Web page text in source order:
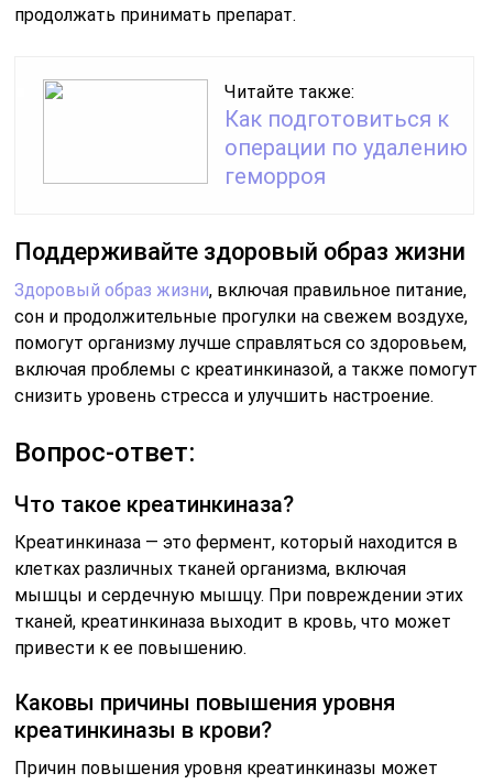
продолжать принимать препарат.
Читайте также:
Как подготовиться к
операции по удалению
геморроя
Поддерживайте здоровый образ жизни
Здоровый образ жизни, включая правильное питание,
сон и продолжительные прогулки на свежем воздухе,
помогут организму лучше справляться со здоровьем,
включая проблемы с креатинкиназой, а также помогут
снизить уровень стресса и улучшить настроение.
Вопрос-ответ:
Что такое креатинкиназа?
Креатинкиназа — это фермент, который находится в
клетках различных тканей организма, включая
мышцы и сердечную мышцу. При повреждении этих
тканей, креатинкиназа выходит в кровь, что может
привести к ее повышению.
Каковы причины повышения уровня
креатинкиназы в крови?
Причин повышения уровня креатинкиназы может